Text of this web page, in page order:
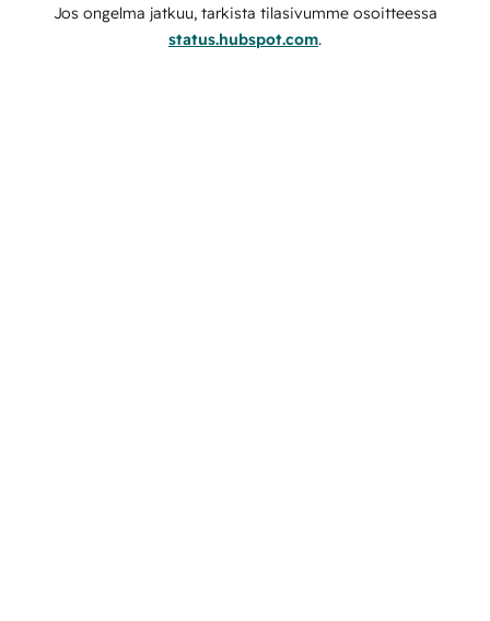
Jos ongelma jatkuu, tarkista tilasivumme osoitteessa
status.hubspot.com.